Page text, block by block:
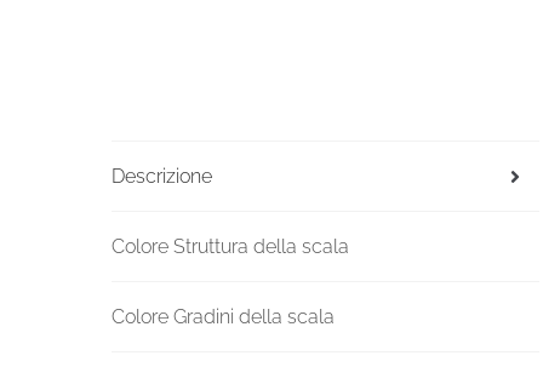
Descrizione
Colore Struttura della scala
Colore Gradini della scala